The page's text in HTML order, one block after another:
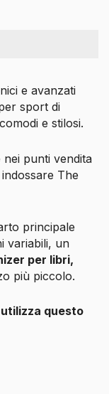
e avanzati
sport di
e stilosi.
punti vendita
The
principale
variabili, un
per libri,
più piccolo.
questo